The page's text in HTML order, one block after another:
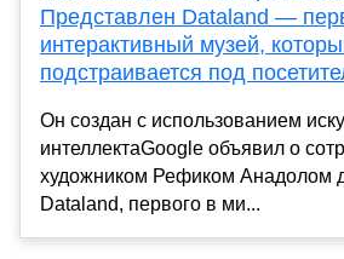
Представлен Dataland —
интерактивный музей,
подстраивается под
Он создан с использованием
интеллектаGoogle объявил о
художником Рефиком Анадолом
Dataland, первого в ми...